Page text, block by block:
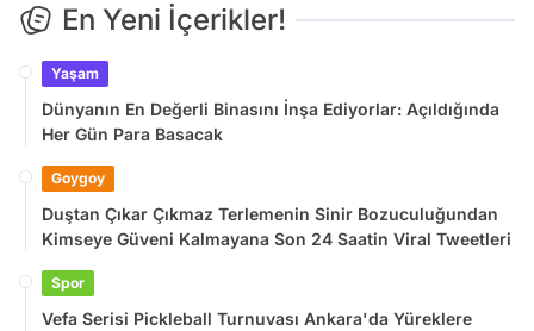
En Yeni İçerikler!
Yaşam
Dünyanın En Değerli Binasını İnşa Ediyorlar: Açıldığında
Her Gün Para Basacak
Goygoy
Duştan Çıkar Çıkmaz Terlemenin Sinir Bozuculuğundan
Kimseye Güveni Kalmayana Son 24 Saatin Viral Tweetleri
Spor
Vefa Serisi Pickleball Turnuvası Ankara'da Yüreklere